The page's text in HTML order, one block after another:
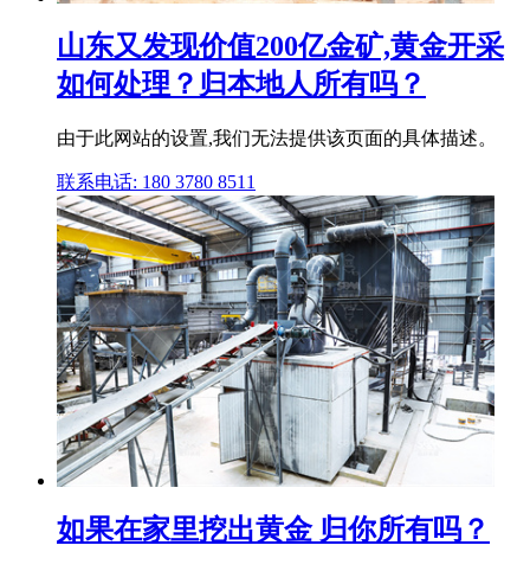
山东又发现价值200亿金矿,黄金开采
如何处理？归本地人所有吗？
由于此网站的设置,我们无法提供该页面的具体描述。
联系电话: 180 3780 8511
如果在家里挖出黄金 归你所有吗？